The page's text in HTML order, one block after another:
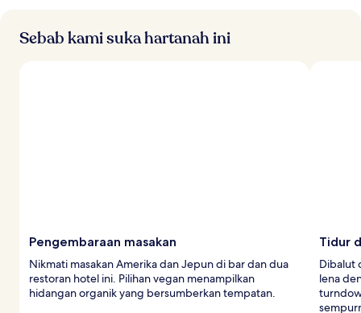
Sebab kami suka hartanah ini
Pengembaraan masakan
Nikmati masakan Amerika dan Jepun di bar dan dua
restoran hotel ini. Pilihan vegan menampilkan
hidangan organik yang bersumberkan tempatan.
Tidur
Dibalut
lena